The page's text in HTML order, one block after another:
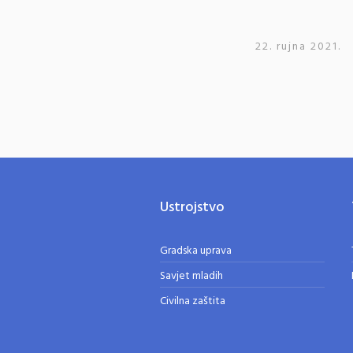
22. rujna 2021.
Ustrojstvo
Gradska uprava
Savjet mladih
Civilna zaštita